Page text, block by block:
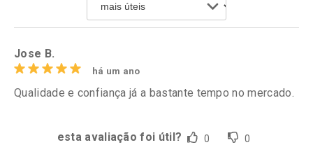
Comprar sem Desconto
Por R$ 24,29/cada
Comprar sem Desconto
Por R$ 34,39/cada
Jose B.
há um ano
Qualidade e confiança já a bastante tempo no mercado.
esta avaliação foi útil? 0 0